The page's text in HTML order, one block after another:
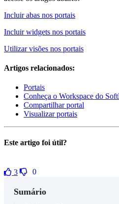
Incluir abas nos portais
Incluir widgets nos portais
Utilizar visões nos portais
Artigos relacionados:
Portais
Conheça o Workspace do
Compartilhar portal
Visualizar portais
Este artigo foi útil?
3 0
Sumário